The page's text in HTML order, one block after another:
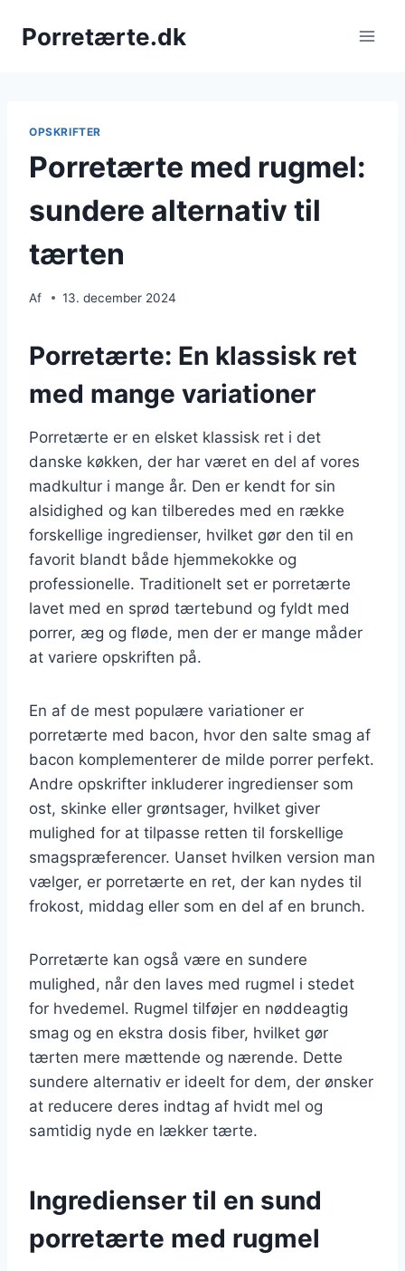
Porretærte.dk
OPSKRIFTER
Porretærte med rugmel:
sundere alternativ til
tærten
Af 13. december 2024
Porretærte: En klassisk ret
med mange variationer
Porretærte er en elsket klassisk ret i det
danske køkken, der har været en del af vores
madkultur i mange år. Den er kendt for sin
alsidighed og kan tilberedes med en række
forskellige ingredienser, hvilket gør den til en
favorit blandt både hjemmekokke og
professionelle. Traditionelt set er porretærte
lavet med en sprød tærtebund og fyldt med
porrer, æg og fløde, men der er mange måder
at variere opskriften på.
En af de mest populære variationer er
porretærte med bacon, hvor den salte smag af
bacon komplementerer de milde porrer perfekt.
Andre opskrifter inkluderer ingredienser som
ost, skinke eller grøntsager, hvilket giver
mulighed for at tilpasse retten til forskellige
smagspræferencer. Uanset hvilken version man
vælger, er porretærte en ret, der kan nydes til
frokost, middag eller som en del af en brunch.
Porretærte kan også være en sundere
mulighed, når den laves med rugmel i stedet
for hvedemel. Rugmel tilføjer en nøddeagtig
smag og en ekstra dosis fiber, hvilket gør
tærten mere mættende og nærende. Dette
sundere alternativ er ideelt for dem, der ønsker
at reducere deres indtag af hvidt mel og
samtidig nyde en lækker tærte.
Ingredienser til en sund
porretærte med rugmel